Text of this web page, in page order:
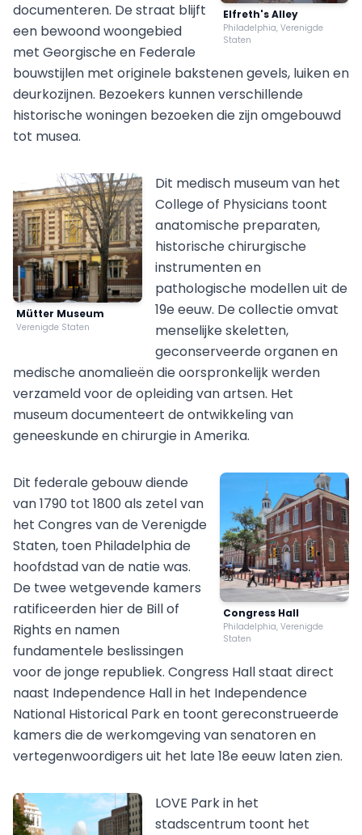
Elfreth's Alley
Philadelphia, Verenigde
Staten
documenteren. De straat blijft
een bewoond woongebied
met Georgische en Federale
bouwstijlen met originele bakstenen gevels, luiken en
deurkozijnen. Bezoekers kunnen verschillende
historische woningen bezoeken die zijn omgebouwd
tot musea.
Mütter Museum
Verenigde Staten
Dit medisch museum van het
College of Physicians toont
anatomische preparaten,
historische chirurgische
instrumenten en
pathologische modellen uit de
19e eeuw. De collectie omvat
menselijke skeletten,
geconserveerde organen en
medische anomalieën die oorspronkelijk werden
verzameld voor de opleiding van artsen. Het
museum documenteert de ontwikkeling van
geneeskunde en chirurgie in Amerika.
Congress Hall
Philadelphia, Verenigde
Staten
Dit federale gebouw diende
van 1790 tot 1800 als zetel van
het Congres van de Verenigde
Staten, toen Philadelphia de
hoofdstad van de natie was.
De twee wetgevende kamers
ratificeerden hier de Bill of
Rights en namen
fundamentele beslissingen
voor de jonge republiek. Congress Hall staat direct
naast Independence Hall in het Independence
National Historical Park en toont gereconstrueerde
kamers die de werkomgeving van senatoren en
vertegenwoordigers uit het late 18e eeuw laten zien.
LOVE Park in het
stadscentrum toont het